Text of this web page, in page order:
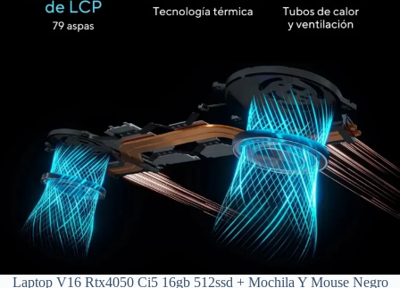
Laptop V16 Rtx4050 Ci5 16gb 512ssd + Mochila Y Mouse Negro